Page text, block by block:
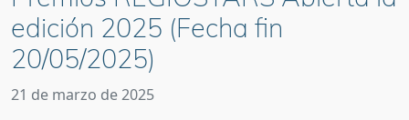
edición 2025 (Fecha fin
20/05/2025)
21 de marzo de 2025